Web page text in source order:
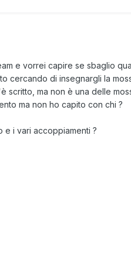
e vorrei capire se sbaglio
cercando di insegnargli la
ma non è una delle
ma non ho capito con chi ?
i vari accoppiamenti ?